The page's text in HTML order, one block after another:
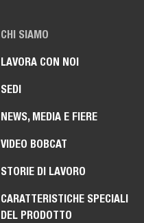
CHI SIAMO
LAVORA CON NOI
SEDI
NEWS, MEDIA E FIERE
VIDEO BOBCAT
STORIE DI LAVORO
CARATTERISTICHE SPECIALI
DEL PRODOTTO